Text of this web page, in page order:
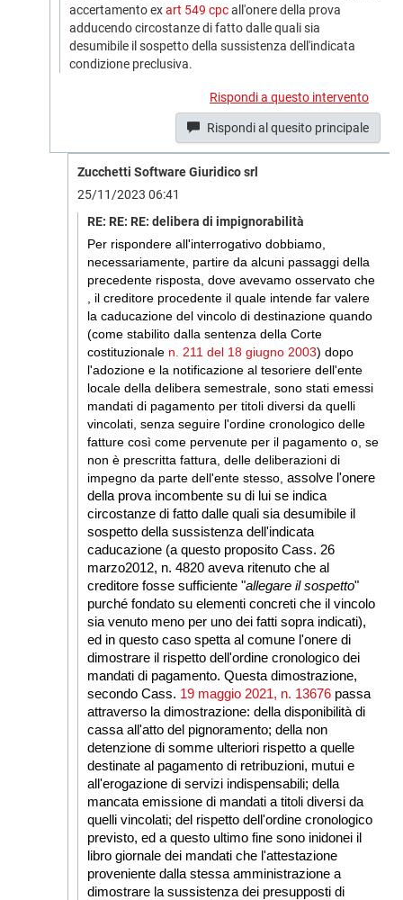
accertamento exart 549 cpcall'onere della prova
adducendo circostanze di fatto dalle quali sia
desumibile il sospetto della sussistenza dell'indicata
condizione preclusiva.
Rispondi a questo intervento
Rispondi al quesito principale
Zucchetti Software Giuridico srl
25/11/2023 06:41
RE: RE: RE: delibera di impignorabilità
Per rispondere all'interrogativo dobbiamo,
necessariamente, partire da alcuni passaggi della
precedente risposta, dove avevamo osservato che
, il creditore procedente il quale intende far valere
la caducazione del vincolo di destinazione quando
(come stabilito dalla sentenza della Corte
costituzionale n. 211 del 18 giugno 2003) dopo
l'adozione e la notificazione al tesoriere dell'ente
locale della delibera semestrale, sono stati emessi
mandati di pagamento per titoli diversi da quelli
vincolati, senza seguire l'ordine cronologico delle
fatture così come pervenute per il pagamento o, se
non è prescritta fattura, delle deliberazioni di
impegno da parte dell'ente stesso, assolve l'onere
della prova incombente su di lui se indica
circostanze di fatto dalle quali sia desumibile il
sospetto della sussistenza dell'indicata
caducazione (a questo proposito Cass. 26
marzo2012, n. 4820 aveva ritenuto che al
creditore fosse sufficiente "allegare il sospetto"
purché fondato su elementi concreti che il vincolo
sia venuto meno per uno dei fatti sopra indicati),
ed in questo caso spetta al comune l'onere di
dimostrare il rispetto dell'ordine cronologico dei
mandati di pagamento. Questa dimostrazione,
secondo Cass. 19 maggio 2021, n. 13676 passa
attraverso la dimostrazione: della disponibilità di
cassa all'atto del pignoramento; della non
detenzione di somme ulteriori rispetto a quelle
destinate al pagamento di retribuzioni, mutui e
all'erogazione di servizi indispensabili; della
mancata emissione di mandati a titoli diversi da
quelli vincolati; del rispetto dell'ordine cronologico
previsto, ed a questo ultimo fine sono inidonei il
libro giornale dei mandati che l'attestazione
proveniente dalla stessa amministrazione a
dimostrare la sussistenza dei presupposti di